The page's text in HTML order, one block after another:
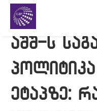
აშშ-ს
ეტაპზე: